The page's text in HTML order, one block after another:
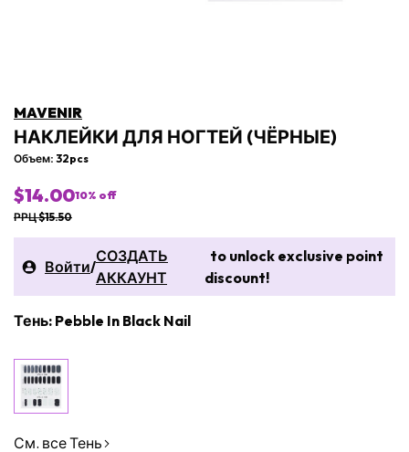
MAVENIR
НАКЛЕЙКИ ДЛЯ НОГТЕЙ (ЧЁРНЫЕ)
Объем: 32pcs
$14.0010% off
РРЦ $15.50
Войти/
СОЗДАТЬ
АККАУНТ
to unlock exclusive point
discount!
Тень: Pebble In Black Nail
См. все Тень